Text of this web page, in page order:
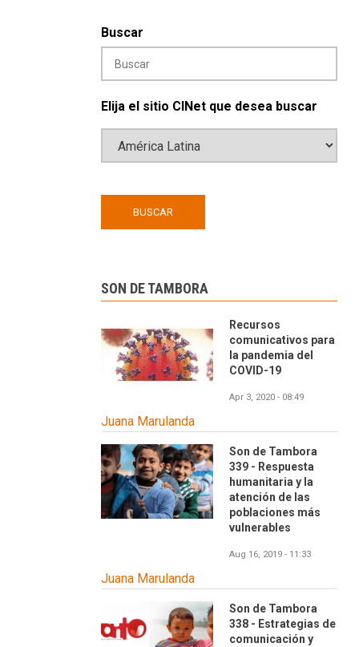
Buscar
Elija el sitio CINet que desea buscar
SON DE TAMBORA
Recursos
comunicativos para
la pandemia del
COVID-19
Apr 3, 2020 - 08:49
Juana Marulanda
Son de Tambora
339 - Respuesta
humanitaria y la
atención de las
poblaciones más
vulnerables
Aug 16, 2019 - 11:33
Juana Marulanda
Son de Tambora
338 - Estrategias de
comunicación y